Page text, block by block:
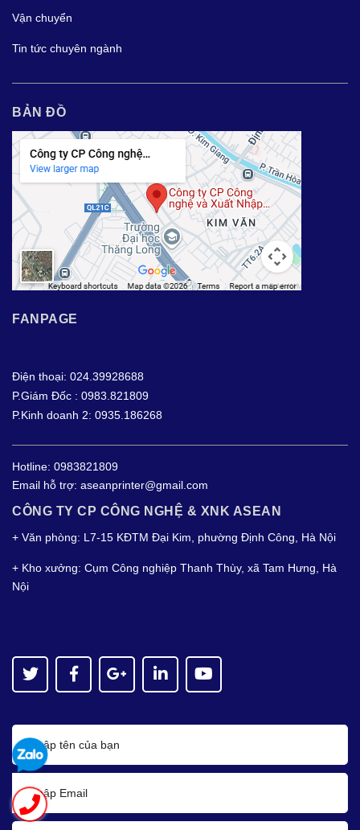
Vận chuyển
Tin tức chuyên ngành
BẢN ĐỒ
FANPAGE
Điện thoại: 024.39928688
P.Giám Đốc : 0983.821809
P.Kinh doanh 2: 0935.186268
Hotline: 0983821809
Email hỗ trợ: aseanprinter@gmail.com
CÔNG TY CP CÔNG NGHỆ & XNK ASEAN
+ Văn phòng: L7-15 KĐTM Đại Kim, phường Định Công, Hà Nội
+ Kho xưởng: Cụm Công nghiệp Thanh Thùy, xã Tam Hưng, Hà
Nội